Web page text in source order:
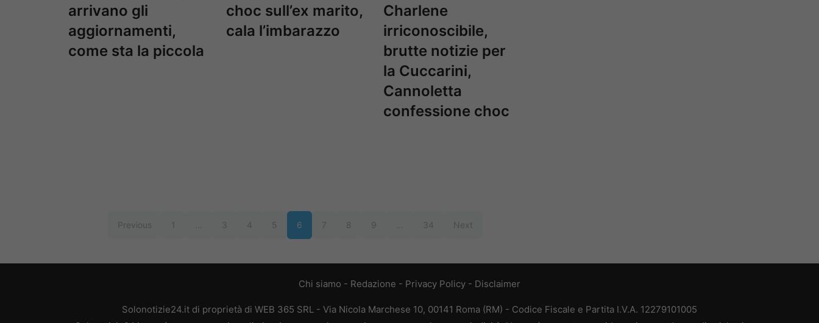
arrivano gli
aggiornamenti,
come sta la piccola
choc sull’ex marito,
cala l’imbarazzo
Charlene
irriconoscibile,
brutte notizie per
la Cuccarini,
Cannoletta
confessione choc
Previous 1 3 4 5 6 7 8 9 34 Next
Chi siamo - Redazione - Privacy Policy - Disclaimer
Solonotizie24.it di proprietà di WEB 365 SRL - Via Nicola Marchese 10, 00141 Roma (RM) - Codice Fiscale e Partita I.V.A. 12279101005